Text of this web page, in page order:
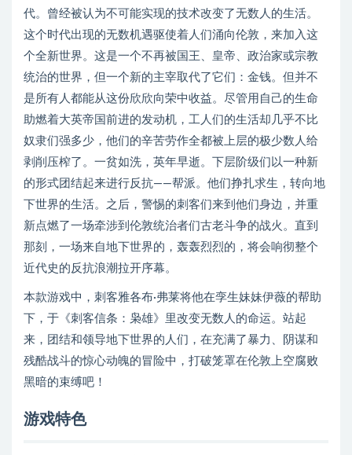
代。曾经被认为不可能实现的技术改变了无数人的生活。
这个时代出现的无数机遇驱使着人们涌向伦敦，来加入这
个全新世界。这是一个不再被国王、皇帝、政治家或宗教
统治的世界，但一个新的主宰取代了它们：金钱。但并不
是所有人都能从这份欣欣向荣中收益。尽管用自己的生命
助燃着大英帝国前进的发动机，工人们的生活却几乎不比
奴隶们强多少，他们的辛苦劳作全都被上层的极少数人给
剥削压榨了。一贫如洗，英年早逝。下层阶级们以一种新
的形式团结起来进行反抗——帮派。他们挣扎求生，转向地
下世界的生活。之后，警惕的刺客们来到他们身边，并重
新点燃了一场牵涉到伦敦统治者们古老斗争的战火。直到
那刻，一场来自地下世界的，轰轰烈烈的，将会响彻整个
近代史的反抗浪潮拉开序幕。
本款游戏中，刺客雅各布·弗莱将他在孪生妹妹伊薇的帮助
下，于《刺客信条：枭雄》里改变无数人的命运。站起
来，团结和领导地下世界的人们，在充满了暴力、阴谋和
残酷战斗的惊心动魄的冒险中，打破笼罩在伦敦上空腐败
黑暗的束缚吧！
游戏特色